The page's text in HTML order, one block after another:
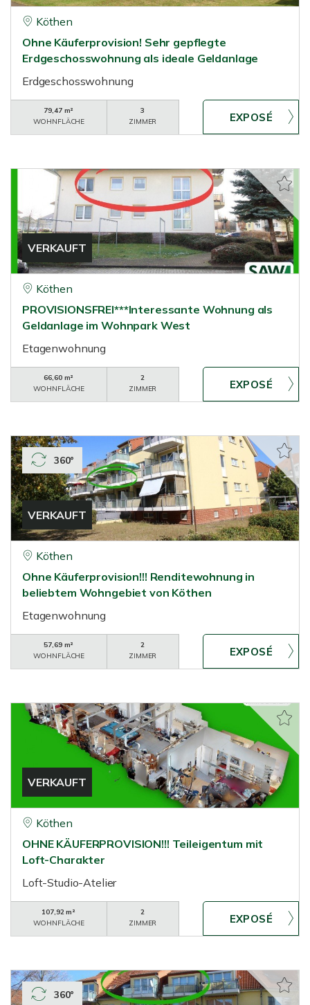
Köthen
Ohne Käuferprovision! Sehr gepflegte
Erdgeschosswohnung als ideale Geldanlage
Erdgeschosswohnung
79,47 m²
WOHNFLÄCHE
3
ZIMMER
VERKAUFT
Köthen
PROVISIONSFREI***Interessante Wohnung als
Geldanlage im Wohnpark West
Etagenwohnung
66,60 m²
WOHNFLÄCHE
2
ZIMMER
VERKAUFT
360°
Köthen
Ohne Käuferprovision!!! Renditewohnung in
beliebtem Wohngebiet von Köthen
Etagenwohnung
57,69 m²
WOHNFLÄCHE
2
ZIMMER
VERKAUFT
Köthen
OHNE KÄUFERPROVISION!!! Teileigentum mit
Loft-Charakter
Loft-Studio-Atelier
107,92 m²
WOHNFLÄCHE
2
ZIMMER
360°